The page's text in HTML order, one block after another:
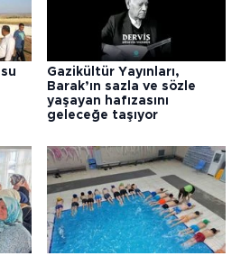
Gazikültür Yayınları,
Barak’ın sazla ve sözle
yaşayan hafızasını
geleceğe taşıyor